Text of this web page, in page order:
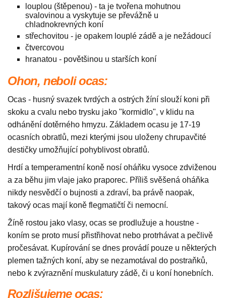
louplou (štěpenou) - ta je tvořena mohutnou
svalovinou a vyskytuje se převážně u
chladnokrevných koní
střechovitou - je opakem louplé zádě a je nežádoucí
čtvercovou
hranatou - povětšinou u starších koní
Ohon, neboli ocas:
Ocas - husný svazek tvrdých a ostrých žíní slouží koni při
skoku a cvalu nebo trysku jako "kormidlo", v klidu na
odhánění dotěrného hmyzu. Základem ocasu je 17-19
ocasních obratlů, mezi kterými jsou uloženy chrupavčité
destičky umožňující pohyblivost obratlů.
Hrdí a temperamentní koně nosí oháňku vysoce zdviženou
a za běhu jim vlaje jako praporec. Příliš svěšená oháňka
nikdy nesvědčí o bujnosti a zdraví, ba právě naopak,
takový ocas mají koně flegmatičtí či nemocní.
Žíně rostou jako vlasy, ocas se prodlužuje a houstne -
koním se proto musí přistřihovat nebo protrhávat a pečlivě
pročesávat. Kupírování se dnes provádí pouze u některých
plemen tažných koní, aby se nezamotával do postraňků,
nebo k zvýraznění muskulatury zádě, či u koní honebních.
Rozlišujeme ocas: